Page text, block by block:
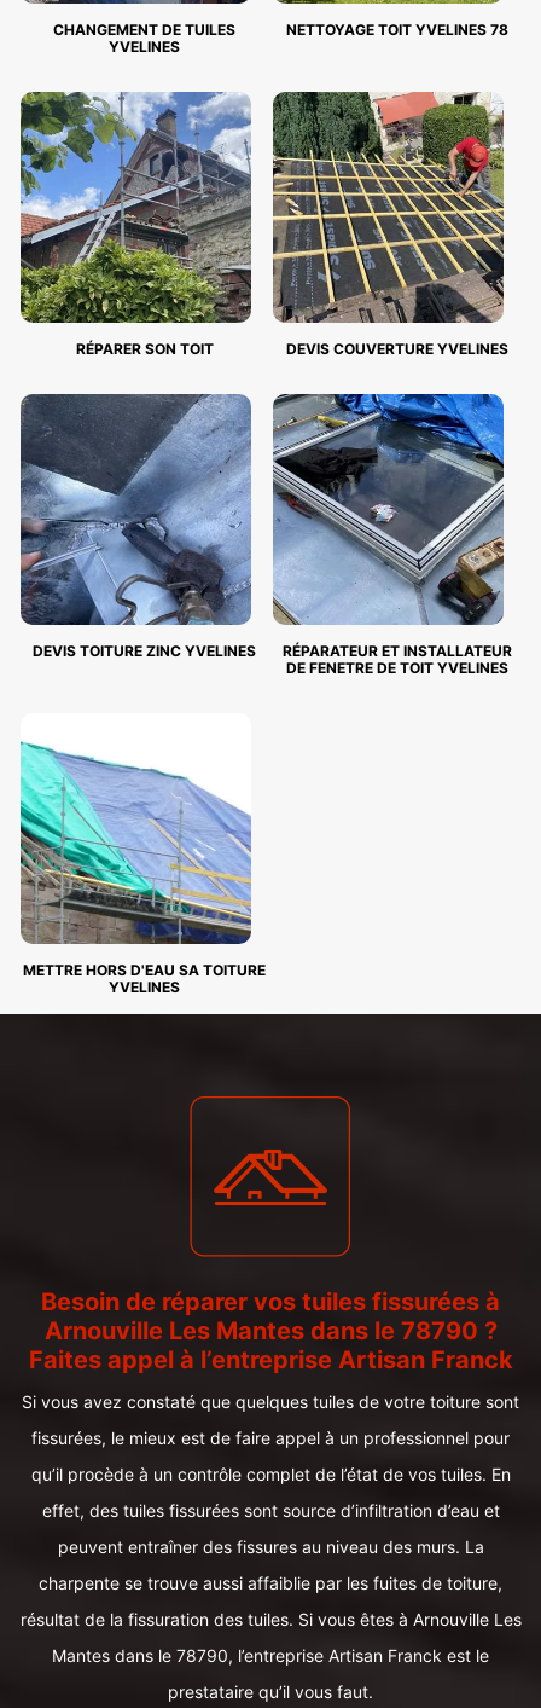
CHANGEMENT DE TUILES
YVELINES
NETTOYAGE TOIT YVELINES 78
RÉPARER SON TOIT DEVIS COUVERTURE YVELINES
DEVIS TOITURE ZINC YVELINES
RÉPARATEUR ET INSTALLATEUR
DE FENETRE DE TOIT YVELINES
METTRE HORS D'EAU SA TOITURE
YVELINES
Besoin de réparer vos tuiles fissurées à
Arnouville Les Mantes dans le 78790 ?
Faites appel à l’entreprise Artisan Franck
Si vous avez constaté que quelques tuiles de votre toiture sont
fissurées, le mieux est de faire appel à un professionnel pour
qu’il procède à un contrôle complet de l’état de vos tuiles. En
effet, des tuiles fissurées sont source d’infiltration d’eau et
peuvent entraîner des fissures au niveau des murs. La
charpente se trouve aussi affaiblie par les fuites de toiture,
résultat de la fissuration des tuiles. Si vous êtes à Arnouville Les
Mantes dans le 78790, l’entreprise Artisan Franck est le
prestataire qu’il vous faut.